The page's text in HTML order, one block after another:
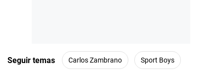
Seguir temas Carlos Zambrano Sport Boys